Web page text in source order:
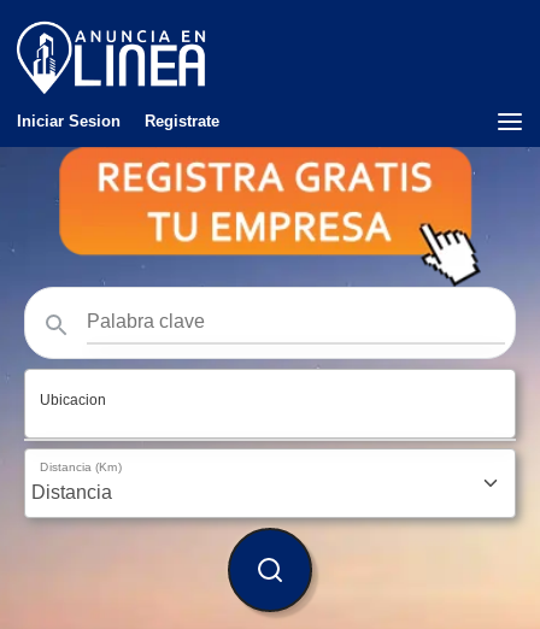
Iniciar Sesion Registrate
Ubicacion
Distancia (Km)
BUSCAR